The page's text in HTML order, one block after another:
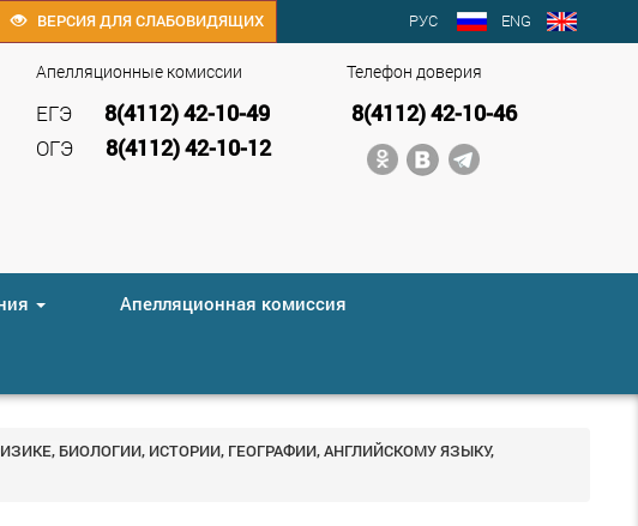
РУС ENG
ВЕРСИЯ ДЛЯ СЛАБОВИДЯЩИХ
Телефон доверия
8(4112) 42-10-46
Апелляционные комиссии
ЕГЭ 8(4112) 42-10-49
ОГЭ 8(4112) 42-10-12
Апелляционная комиссия
БИОЛОГИИ, ИСТОРИИ, ГЕОГРАФИИ, АНГЛИЙСКОМУ ЯЗЫКУ,